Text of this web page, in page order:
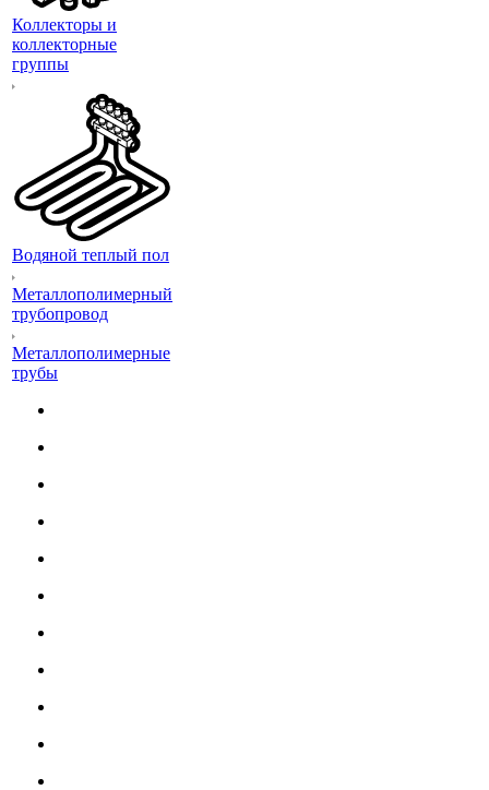
Коллекторы и
коллекторные
группы
Водяной теплый пол
Металлополимерный
трубопровод
Металлополимерные
трубы